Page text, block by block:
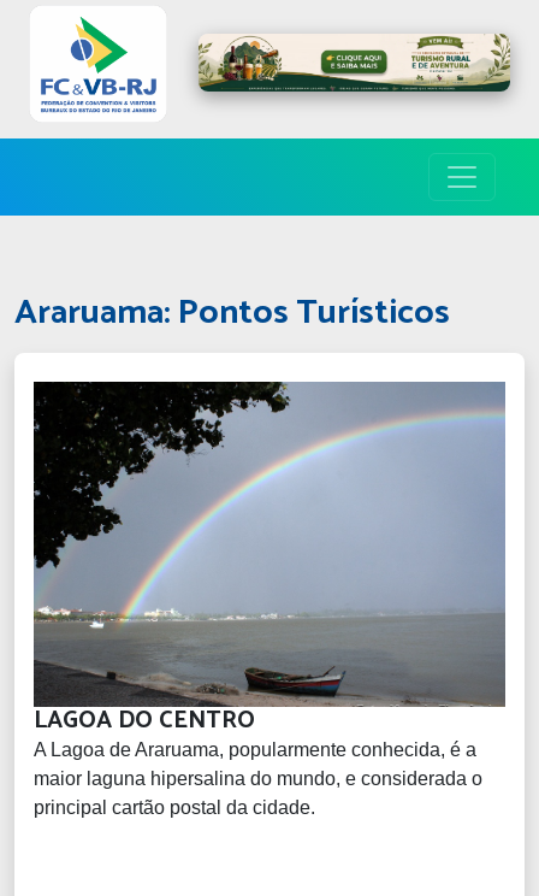
Araruama: Pontos Turísticos
LAGOA DO CENTRO
A Lagoa de Araruama, popularmente conhecida, é a
maior laguna hipersalina do mundo, e considerada o
principal cartão postal da cidade.